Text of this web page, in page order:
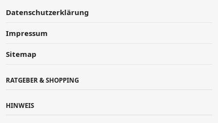
Datenschutzerklärung
Impressum
Sitemap
RATGEBER & SHOPPING
HINWEIS